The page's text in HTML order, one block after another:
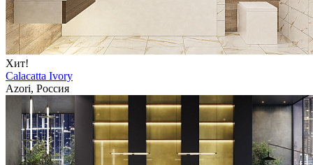
Хит!
Calacatta Ivory
Azori, Россия